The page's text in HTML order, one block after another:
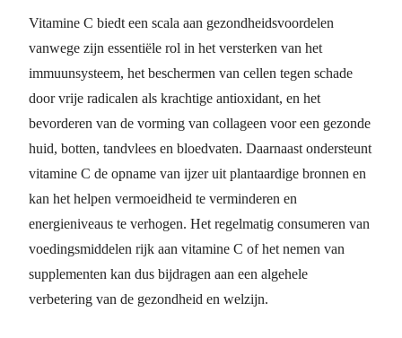
Vitamine C biedt een scala aan gezondheidsvoordelen
vanwege zijn essentiële rol in het versterken van het
immuunsysteem, het beschermen van cellen tegen schade
door vrije radicalen als krachtige antioxidant, en het
bevorderen van de vorming van collageen voor een gezonde
huid, botten, tandvlees en bloedvaten. Daarnaast ondersteunt
vitamine C de opname van ijzer uit plantaardige bronnen en
kan het helpen vermoeidheid te verminderen en
energieniveaus te verhogen. Het regelmatig consumeren van
voedingsmiddelen rijk aan vitamine C of het nemen van
supplementen kan dus bijdragen aan een algehele
verbetering van de gezondheid en welzijn.